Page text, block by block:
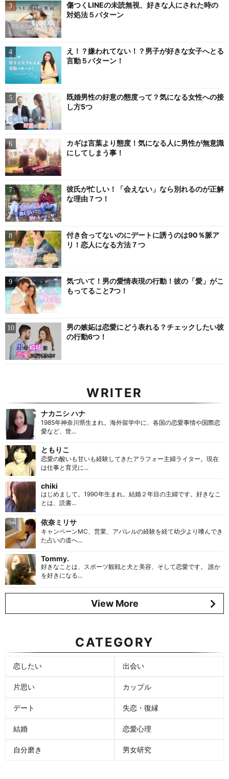
傷つくLINEの未読無視、好きな人にされた時の
対処法５パターン
え！？嫌われてない！？男子が好きな女子へとる
言動５パターン！
既婚男性の好意の態度って？気になる女性への接
し方5つ
カギは言葉より態度！気になる人に男性が無意識
にしてしまう事！
彼氏が忙しい！「会えない」なら別れるのが正解
な理由７つ！
付き合ってないのにデートに誘うのは90％脈ア
リ！恋人になる方法７つ
気づいて！男の愛情表現の行動！彼の「愛」がこ
もってること7つ！
男の嫉妬は恋愛にどう表れる？チェックしたい彼
の行動6つ！
WRITER
ナカニシ ハナ
1985年神奈川県生まれ。海外留学中に、各国の恋愛事情や国際恋
愛など、世...
ともりこ
恋愛の酸いも甘いも経験してきたアラフォー主婦ライター。現在
は仕事と育児に...
chiki
はじめまして。1990年生まれ。結婚２年目の主婦です。好きなこ
とは、読書...
依奈ミリサ
キャンペーンMC、営業、アパレルの経験を経て幼少より嗜んでき
た占いの道へ...
Tommy.
好きなことは、スポーツ観戦と犬と美容、そして恋愛です。 誰か
を好きになる...
View More
CATEGORY
恋したい 出会い
片思い カップル
デート 失恋・復縁
結婚 恋愛心理
自分磨き 男女研究